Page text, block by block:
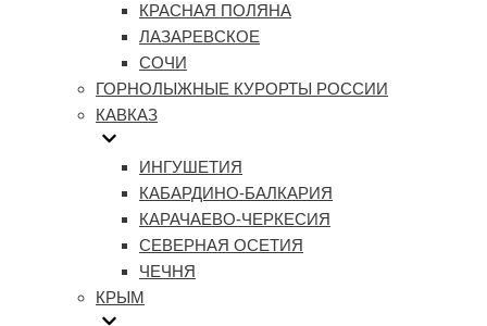
КРАСНАЯ ПОЛЯНА
ЛАЗАРЕВСКОЕ
СОЧИ
ГОРНОЛЫЖНЫЕ КУРОРТЫ РОССИИ
КАВКАЗ
ИНГУШЕТИЯ
КАБАРДИНО-БАЛКАРИЯ
КАРАЧАЕВО-ЧЕРКЕСИЯ
СЕВЕРНАЯ ОСЕТИЯ
ЧЕЧНЯ
КРЫМ